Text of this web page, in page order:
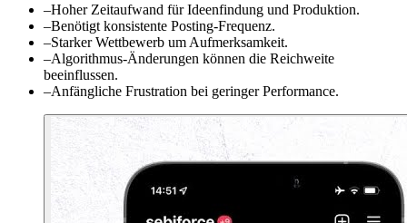
–Hoher Zeitaufwand für Ideenfindung und Produktion.
–Benötigt konsistente Posting-Frequenz.
–Starker Wettbewerb um Aufmerksamkeit.
–Algorithmus-Änderungen können die Reichweite
beeinflussen.
–Anfängliche Frustration bei geringer Performance.